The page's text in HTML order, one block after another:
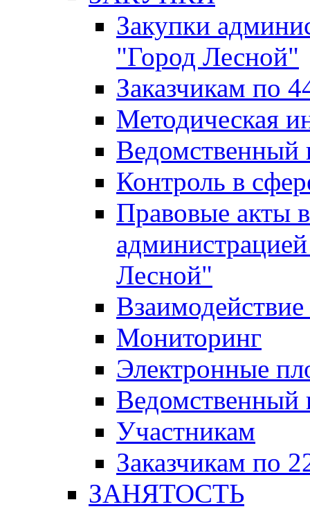
Закупки
"Город Лесной"
Заказчикам по
Методическая
Ведомственный
Контроль в
Правовые акты
Лесной"
Мониторинг
Электронные
Ведомственный
Участникам
Заказчикам по
ЗАНЯТОСТЬ